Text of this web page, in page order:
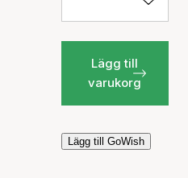
Lägg till
varukorg
Lägg till GoWish